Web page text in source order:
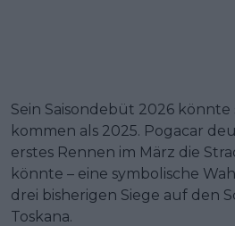
Sein Saisondebüt 2026 könnte
kommen als 2025. Pogacar
erstes Rennen im März die
könnte – eine symbolische
drei bisherigen Siege auf den
Toskana.